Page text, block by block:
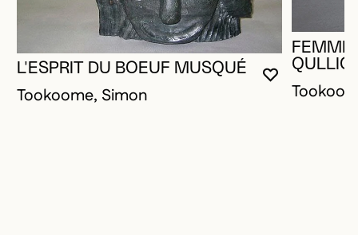
VOUS
FERMER
OUVRIR LA
L'ESPRIT DU BOEUF MUSQUÉ
Tookoome, Simon
FEMME
QULLIQ